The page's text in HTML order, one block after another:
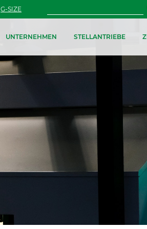
G-SIZE
UNTERNEHMEN STELLANTRIEBE